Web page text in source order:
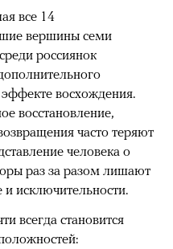
все 14
вершины семи
россиянок
восхождения.
восстановление,
часто теряют
человека о
раз за разом лишают
исключительности.
всегда становится